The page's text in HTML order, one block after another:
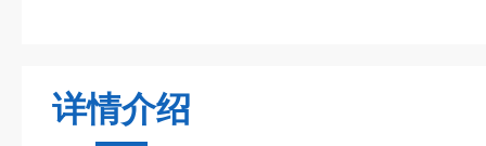
详情介绍